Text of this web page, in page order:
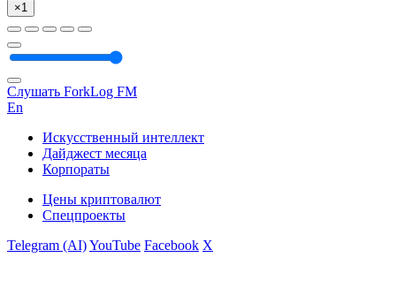
×1
Слушать ForkLog FM
En
Искусственный интеллект
Дайджест месяца
Корпораты
Цены криптовалют
Спецпроекты
Telegram (AI)YouTube Facebook X